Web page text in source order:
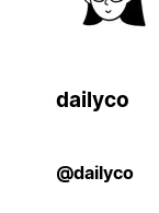
dailyco
@dailyco